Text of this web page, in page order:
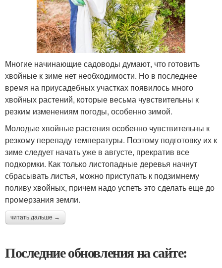
Многие начинающие садоводы думают, что готовить
хвойные к зиме нет необходимости. Но в последнее
время на приусадебных участках появилось много
хвойных растений, которые весьма чувствительны к
резким изменениям погоды, особенно зимой.
Молодые хвойные растения особенно чувствительны к
резкому перепаду температуры. Поэтому подготовку их к
зиме следует начать уже в августе, прекратив все
подкормки. Как только листопадные деревья начнут
сбрасывать листья, можно приступать к подзимнему
поливу хвойных, причем надо успеть это сделать еще до
промерзания земли.
читать дальше →
Последние обновления на сайте: